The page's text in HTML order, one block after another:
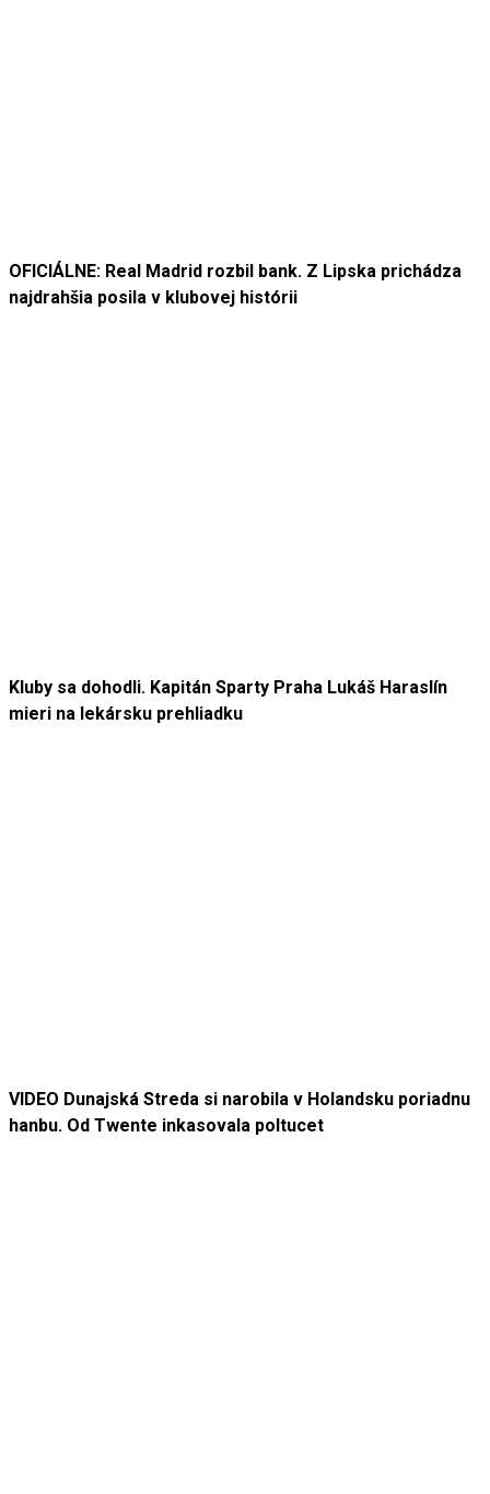
OFICIÁLNE: Real Madrid rozbil bank. Z Lipska prichádza
najdrahšia posila v klubovej histórii
Kluby sa dohodli. Kapitán Sparty Praha Lukáš Haraslín
mieri na lekársku prehliadku
VIDEO Dunajská Streda si narobila v Holandsku poriadnu
hanbu. Od Twente inkasovala poltucet